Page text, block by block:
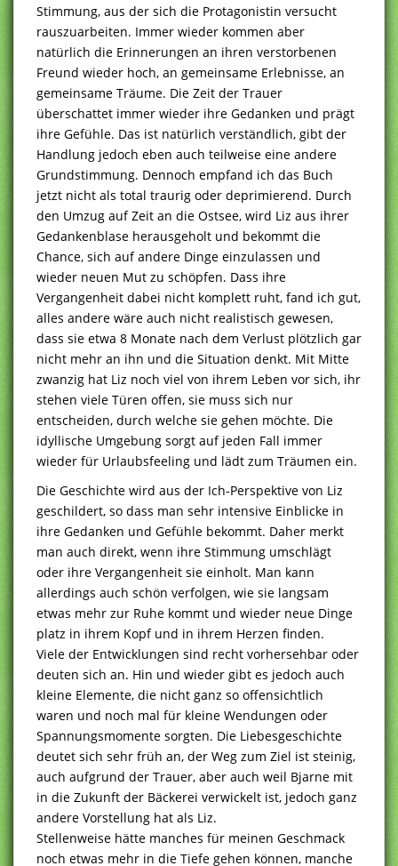
Stimmung, aus der sich die Protagonistin versucht
rauszuarbeiten. Immer wieder kommen aber
natürlich die Erinnerungen an ihren verstorbenen
Freund wieder hoch, an gemeinsame Erlebnisse, an
gemeinsame Träume. Die Zeit der Trauer
überschattet immer wieder ihre Gedanken und prägt
ihre Gefühle. Das ist natürlich verständlich, gibt der
Handlung jedoch eben auch teilweise eine andere
Grundstimmung. Dennoch empfand ich das Buch
jetzt nicht als total traurig oder deprimierend. Durch
den Umzug auf Zeit an die Ostsee, wird Liz aus ihrer
Gedankenblase herausgeholt und bekommt die
Chance, sich auf andere Dinge einzulassen und
wieder neuen Mut zu schöpfen. Dass ihre
Vergangenheit dabei nicht komplett ruht, fand ich gut,
alles andere wäre auch nicht realistisch gewesen,
dass sie etwa 8 Monate nach dem Verlust plötzlich gar
nicht mehr an ihn und die Situation denkt. Mit Mitte
zwanzig hat Liz noch viel von ihrem Leben vor sich, ihr
stehen viele Türen offen, sie muss sich nur
entscheiden, durch welche sie gehen möchte. Die
idyllische Umgebung sorgt auf jeden Fall immer
wieder für Urlaubsfeeling und lädt zum Träumen ein.
Die Geschichte wird aus der Ich-Perspektive von Liz
geschildert, so dass man sehr intensive Einblicke in
ihre Gedanken und Gefühle bekommt. Daher merkt
man auch direkt, wenn ihre Stimmung umschlägt
oder ihre Vergangenheit sie einholt. Man kann
allerdings auch schön verfolgen, wie sie langsam
etwas mehr zur Ruhe kommt und wieder neue Dinge
platz in ihrem Kopf und in ihrem Herzen finden.
Viele der Entwicklungen sind recht vorhersehbar oder
deuten sich an. Hin und wieder gibt es jedoch auch
kleine Elemente, die nicht ganz so offensichtlich
waren und noch mal für kleine Wendungen oder
Spannungsmomente sorgten. Die Liebesgeschichte
deutet sich sehr früh an, der Weg zum Ziel ist steinig,
auch aufgrund der Trauer, aber auch weil Bjarne mit
in die Zukunft der Bäckerei verwickelt ist, jedoch ganz
andere Vorstellung hat als Liz.
Stellenweise hätte manches für meinen Geschmack
noch etwas mehr in die Tiefe gehen können, manche